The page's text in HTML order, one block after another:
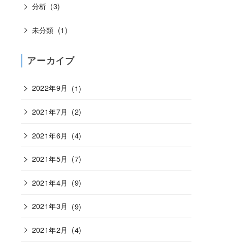
分析 (3)
未分類 (1)
アーカイブ
2022年9月 (1)
2021年7月 (2)
2021年6月 (4)
2021年5月 (7)
2021年4月 (9)
2021年3月 (9)
2021年2月 (4)